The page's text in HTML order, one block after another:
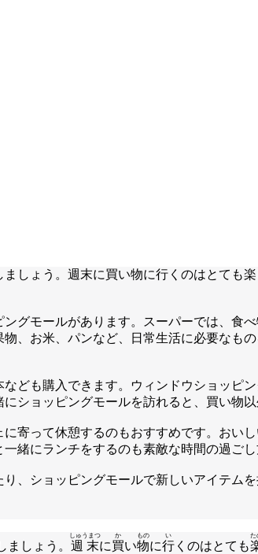
しょう。週末に買い物に行くのはとても
グモールがあります。スーパーでは、食
、お米、パンなど、日常生活に必要なも
ども購入できます。ウィンドウショッピ
ショッピングモールを訪れると、買い物
寄って休憩するのもおすすめです。おい
緒にランチをするのも素敵な時間の過ごし
、ショッピングモールで新しいアイテム
ましょう。 週末
しゅうまつ
に買
か
い物
もの
に行
い
くのはとても
た